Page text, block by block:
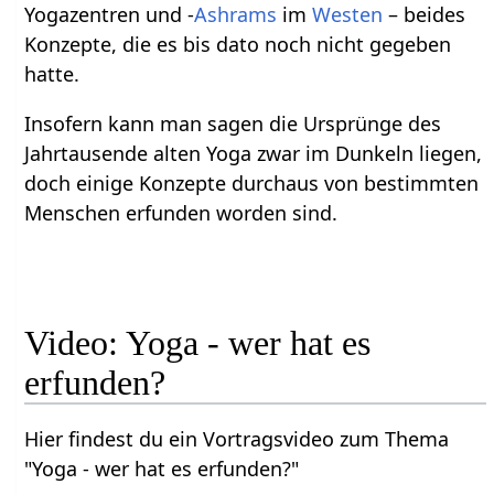
Yogazentren und -Ashrams imWesten – beides
Konzepte, die es bis dato noch nicht gegeben
hatte.
Insofern kann man sagen die Ursprünge des
Jahrtausende alten Yoga zwar im Dunkeln liegen,
doch einige Konzepte durchaus von bestimmten
Menschen erfunden worden sind.
Video: Yoga - wer hat es
erfunden?
Hier findest du ein Vortragsvideo zum Thema
"Yoga - wer hat es erfunden?"